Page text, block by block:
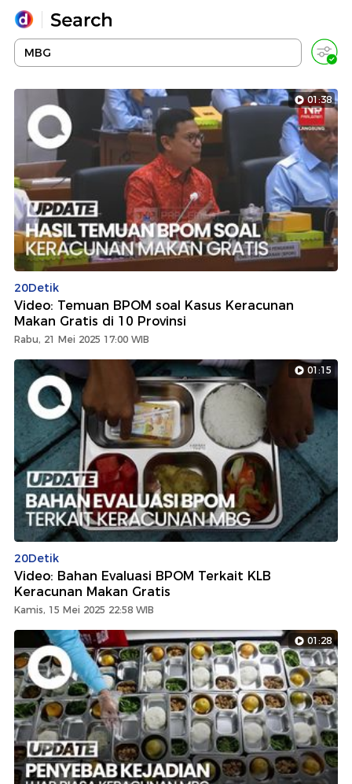
Yang sedang ramai dicari
Loading...
Promoted
Terakhir yang dicari
01:38
20Detik
Video: Temuan BPOM soal Kasus Keracunan
Makan Gratis di 10 Provinsi
Rabu, 21 Mei 2025 17:00 WIB
01:15
20Detik
Video: Bahan Evaluasi BPOM Terkait KLB
Keracunan Makan Gratis
Kamis, 15 Mei 2025 22:58 WIB
01:28